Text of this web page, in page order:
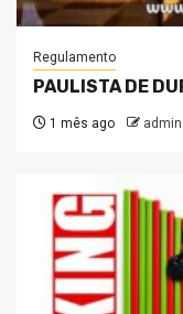
Regulamento
PAULISTA DE
1 mês ago admin